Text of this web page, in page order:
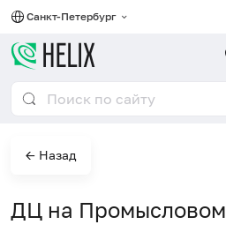
Санкт-Петербург
← Назад
ДЦ на Промысловом